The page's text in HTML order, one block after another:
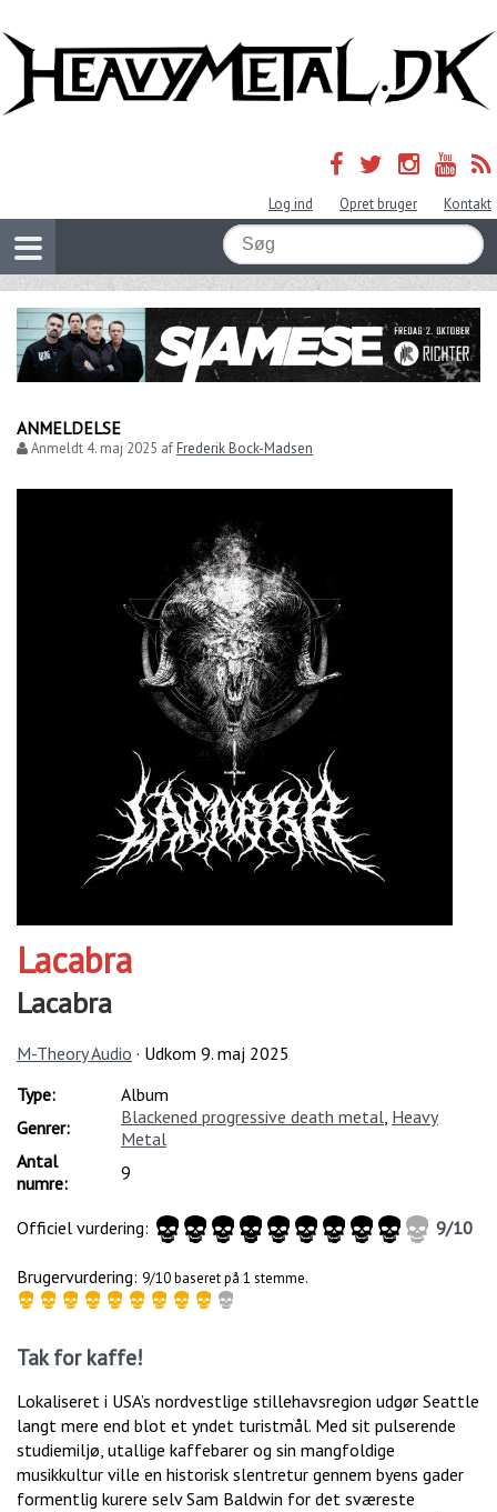
Log ind Opret bruger Kontakt
ANMELDELSE
Anmeldt 4. maj 2025 afFrederik Bock-Madsen
Lacabra
Lacabra
M-Theory Audio · Udkom 9. maj 2025
Type:
Album
Genrer:
Blackened progressive death metal Heavy
Metal
Antal
numre:
9
Officiel vurdering: 9/10
Brugervurdering: 9/10 baseret på 1 stemme.
Tak for kaffe!
Lokaliseret i USA’s nordvestlige stillehavsregion udgør Seattle
langt mere end blot et yndet turistmål. Med sit pulserende
studiemiljø, utallige kaffebarer og sin mangfoldige
musikkultur ville en historisk slentretur gennem byens gader
formentlig kurere selv Sam Baldwin for det sværeste